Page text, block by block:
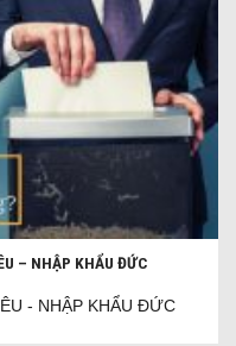
– NHẬP KHẨU ĐỨC
- NHẬP KHẨU ĐỨC